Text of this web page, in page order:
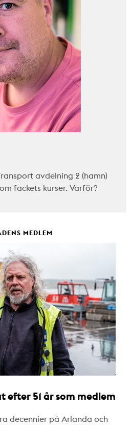
avdelning 2 (hamn)
fackets kurser. Varför?
MEDLEM
efter 51 år som medlem
decennier på Arlanda och